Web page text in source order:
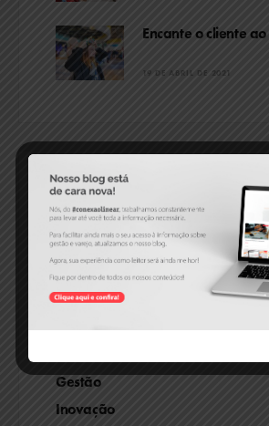
Encante o cliente
19 DE ABRIL DE 2021
CATEGORIAS
Compras
ERP
Estoque
Financeiro
Gestão
Inovação